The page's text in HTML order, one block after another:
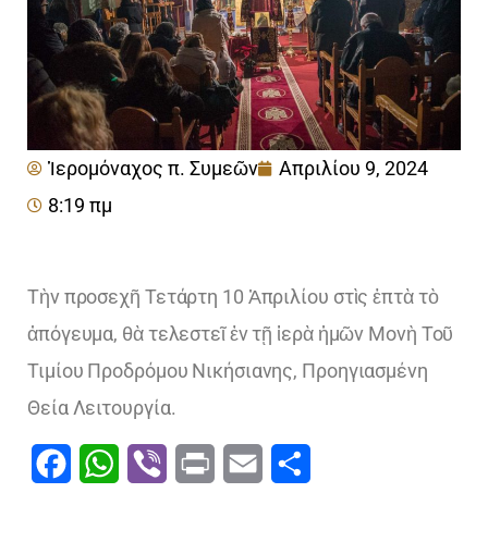
Ἱερομόναχος π. Συμεῶν
Απριλίου 9, 2024
8:19 πμ
Τὴν προσεχῆ Τετάρτη 10 Ἀπριλίου στὶς ἑπτὰ τὸ
ἀπόγευμα, θὰ τελεστεῖ ἐν τῇ ἱερὰ ἡμῶν Μονὴ Τοῦ
Τιμίου Προδρόμου Νικήσιανης, Προηγιασμένη
Θεία Λειτουργία.
FacebookWhatsApp
Viber Print Email